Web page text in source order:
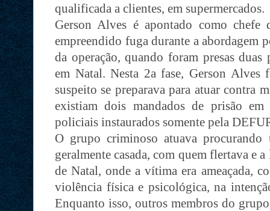
qualificada a clientes, em supermercados.
Gerson Alves é apontado como chefe
empreendido fuga durante a abordagem
da operação, quando foram presas
em Natal. Nesta 2a fase, Gerson
suspeito se preparava para atuar contra
existiam dois mandados de prisão
policiais instaurados somente pela
O grupo criminoso atuava procurando
geralmente casada, com quem flertava e
de Natal, onde a vítima era ameaçada,
violência física e psicológica, na
Enquanto isso, outros membros do